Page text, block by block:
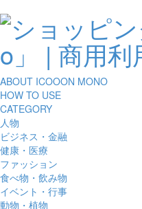
ABOUT ICOOON MONO
HOW TO USE
CATEGORY
人物
ビジネス・金融
健康・医療
ファッション
食べ物・飲み物
イベント・行事
動物・植物